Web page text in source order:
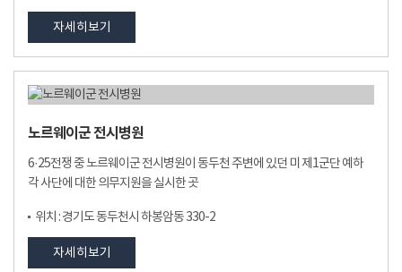
자세히보기
노르웨이군 전시병원
6·25전쟁 중 노르웨이군 전시병원이 동두천 주변에 있던 미 제1군단 예하
각 사단에 대한 의무지원을 실시한 곳
위치 : 경기도 동두천시 하봉암동 330-2
자세히보기